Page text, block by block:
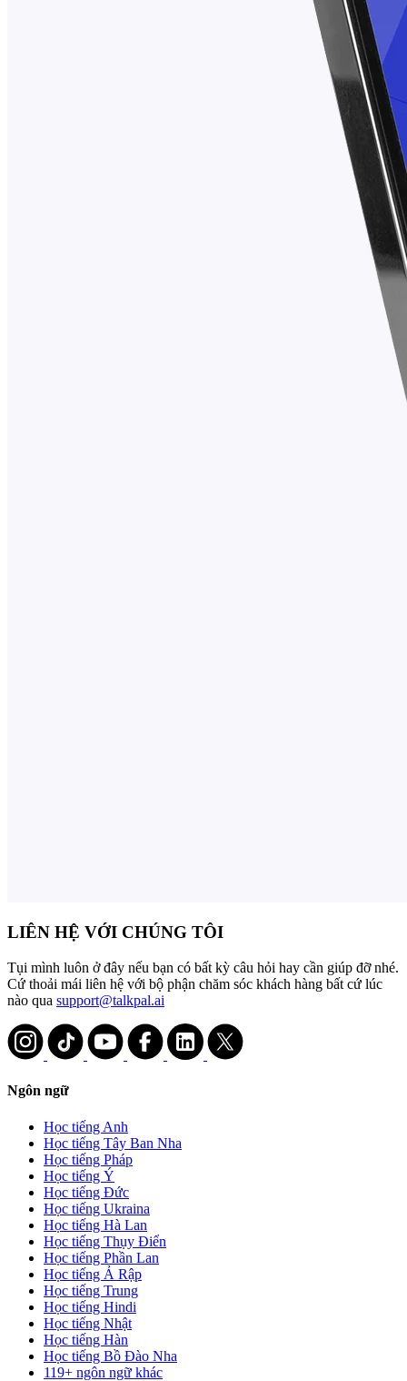
LIÊN HỆ VỚI CHÚNG TÔI
Tụi mình luôn ở đây nếu bạn có bất kỳ câu hỏi hay cần giúp đỡ nhé.
Cứ thoải mái liên hệ với bộ phận chăm sóc khách hàng bất cứ lúc
nào qua support@talkpal.ai
Ngôn ngữ
Học tiếng Anh
Học tiếng Tây Ban Nha
Học tiếng Pháp
Học tiếng Ý
Học tiếng Đức
Học tiếng Ukraina
Học tiếng Hà Lan
Học tiếng Thụy Điển
Học tiếng Phần Lan
Học tiếng Ả Rập
Học tiếng Trung
Học tiếng Hindi
Học tiếng Nhật
Học tiếng Hàn
Học tiếng Bồ Đào Nha
119+ ngôn ngữ khác